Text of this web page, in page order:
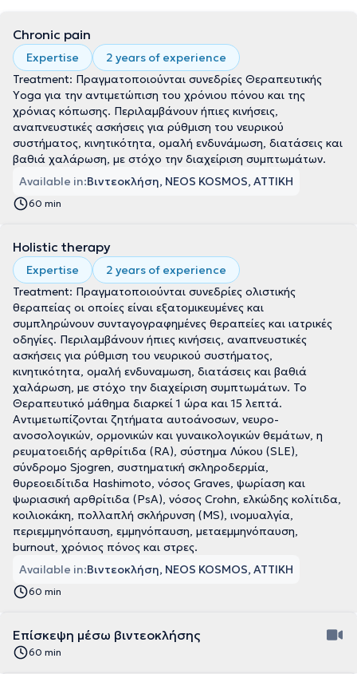
Chronic pain
Expertise
2 years of experience
Treatment: Πραγματοποιούνται συνεδρίες Θεραπευτικής
Υoga για την αντιμετώπιση του χρόνιου πόνου και της
χρόνιας κόπωσης. Περιλαμβάνουν ήπιες κινήσεις,
αναπνευστικές ασκήσεις για ρύθμιση του νευρικού
συστήματος, κινητικότητα, ομαλή ενδυνάμωση, διατάσεις και
βαθιά χαλάρωση, με στόχο την διαχείριση συμπτωμάτων.
Available in:Βιντεοκλήση, NEOS KOSMOS, ΑΤΤΙΚΗ
60 min
Holistic therapy
Expertise
2 years of experience
Treatment: Πραγματοποιούνται συνεδρίες ολιστικής
θεραπείας οι οποίες είναι εξατομικευμένες και
συμπληρώνουν συνταγογραφημένες θεραπείες και ιατρικές
οδηγίες. Περιλαμβάνουν ήπιες κινήσεις, αναπνευστικές
ασκήσεις για ρύθμιση του νευρικού συστήματος,
κινητικότητα, ομαλή ενδυναμωση, διατάσεις και βαθιά
χαλάρωση, με στόχο την διαχείριση συμπτωμάτων. Το
Θεραπευτικό μάθημα διαρκεί 1 ώρα και 15 λεπτά.
Αντιμετωπίζονται ζητήματα αυτοάνοσων, νευρο-
ανοσολογικών, ορμονικών και γυναικολογικών θεμάτων, η
ρευματοειδής αρθρίτιδα (RA), σύστημα Λύκου (SLE),
σύνδρομο Sjogren, συστηματική σκληροδερμία,
θυρεοειδίτιδα Hashimoto, νόσος Graves, ψωρίαση και
ψωριασική αρθρίτιδα (PsA), νόσος Crohn, ελκώδης κολίτιδα,
κοιλιοκάκη, πολλαπλή σκλήρυνση (MS), ινομυαλγία,
περιεμμηνόπαυση, εμμηνόπαυση, μεταεμμηνόπαυση,
burnout, χρόνιος πόνος και στρες.
Available in:Βιντεοκλήση, NEOS KOSMOS, ΑΤΤΙΚΗ
60 min
Επίσκεψη μέσω βιντεοκλήσης
60 min